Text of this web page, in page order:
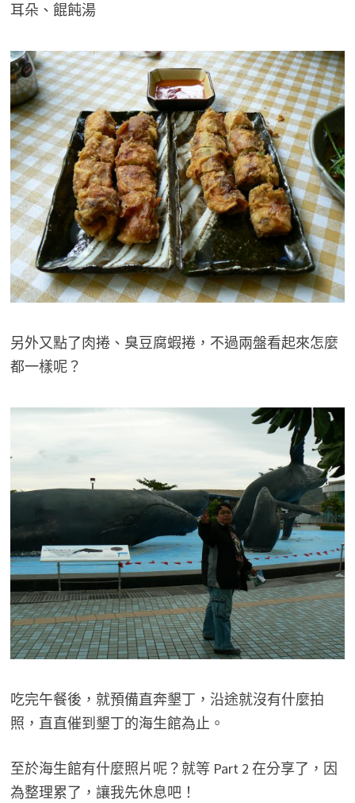
耳朵、餛飩湯
另外又點了肉捲、臭豆腐蝦捲，不過兩盤看起來怎麼
都一樣呢？
吃完午餐後，就預備直奔墾丁，沿途就沒有什麼拍
照，直直催到墾丁的海生館為止。
至於海生館有什麼照片呢？就等 Part 2 在分享了，因
為整理累了，讓我先休息吧！